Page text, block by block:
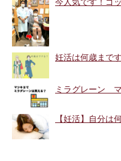
妊活は何歳まで
ミラグレーン
【妊活】自分は